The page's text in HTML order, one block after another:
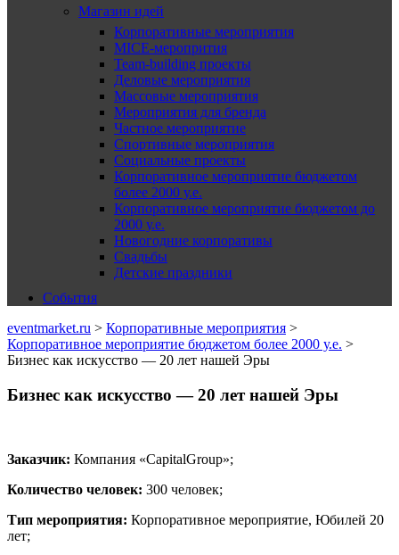
Магазин идей
Корпоративные мероприятия
MICE-меропрития
Team-building проекты
Деловые мероприятия
Массовые мероприятия
Мероприятия для бренда
Частное мероприятие
Спортивные мероприятия
Социальные проекты
Корпоративное мероприятие бюджетом
более 2000 у.е.
Корпоративное мероприятие бюджетом до
2000 у.е.
Новогодние корпоративы
Свадьбы
Детские праздники
События
eventmarket.ru > Корпоративные мероприятия >
Корпоративное мероприятие бюджетом более 2000 у.е. >
Бизнес как искусство — 20 лет нашей Эры
Бизнес как искусство — 20 лет нашей Эры
Заказчик: Компания «CapitalGroup»;
Количество человек: 300 человек;
Тип мероприятия: Корпоративное мероприятие, Юбилей 20
лет;